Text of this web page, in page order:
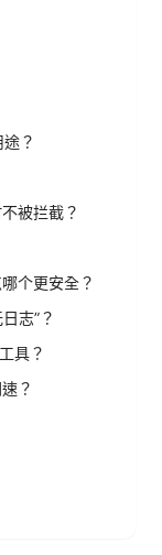
？
被拦截？
个更安全？
志”？
具？
？